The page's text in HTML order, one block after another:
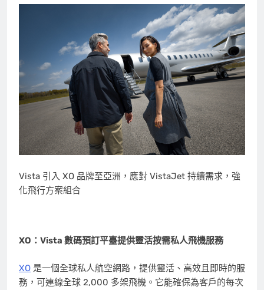
Vista 引入 XO 品牌至亞洲，應對 VistaJet 持續需求，強
化飛行方案組合
XO：Vista 數碼預訂平臺提供靈活按需私人飛機服務
XO 是一個全球私人航空網路，提供靈活、高效且即時的服
務，可連線全球 2,000 多架飛機。它能確保為客戶的每次